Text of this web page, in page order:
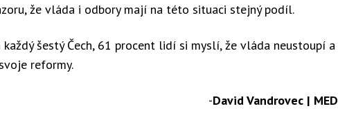
že vláda i odbory mají na této situaci stejný podíl.
každý šestý Čech, 61 procent lidí si myslí, že vláda neustoupí a
reformy.
-David Vandrovec | MED